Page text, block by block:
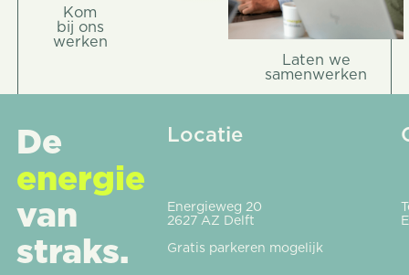
Kom bij ons werken
Kom
bij ons
werken
Laten we
samenwerken
De
energie
van
straks.
Locatie
Energieweg 20
2627 AZ Delft
Gratis parkeren mogelijk